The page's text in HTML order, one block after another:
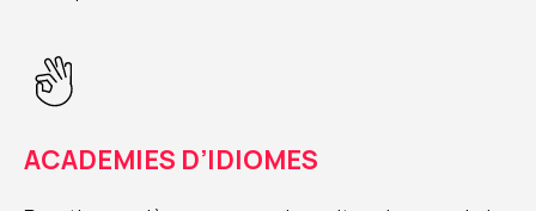
ACADEMIES D’IDIOMES